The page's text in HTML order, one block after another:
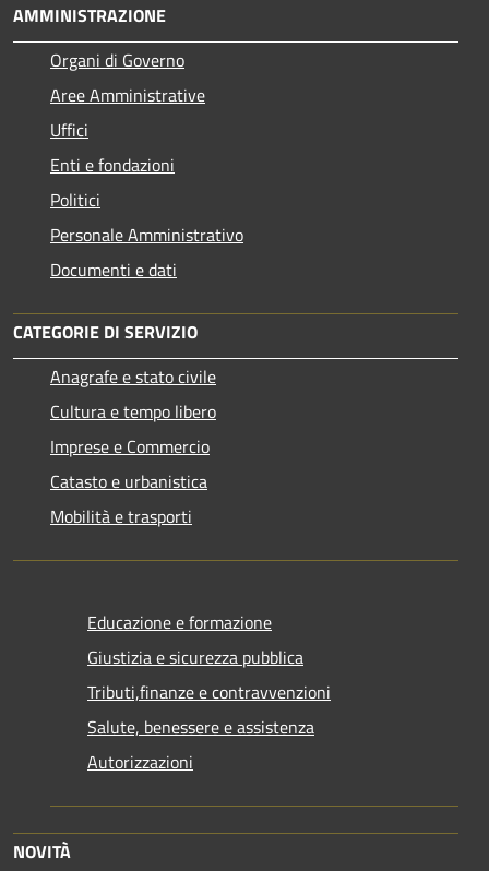
AMMINISTRAZIONE
Organi di Governo
Aree Amministrative
Uffici
Enti e fondazioni
Politici
Personale Amministrativo
Documenti e dati
CATEGORIE DI SERVIZIO
Anagrafe e stato civile
Cultura e tempo libero
Imprese e Commercio
Catasto e urbanistica
Mobilità e trasporti
Educazione e formazione
Giustizia e sicurezza pubblica
Tributi,finanze e contravvenzioni
Salute, benessere e assistenza
Autorizzazioni
NOVITÀ